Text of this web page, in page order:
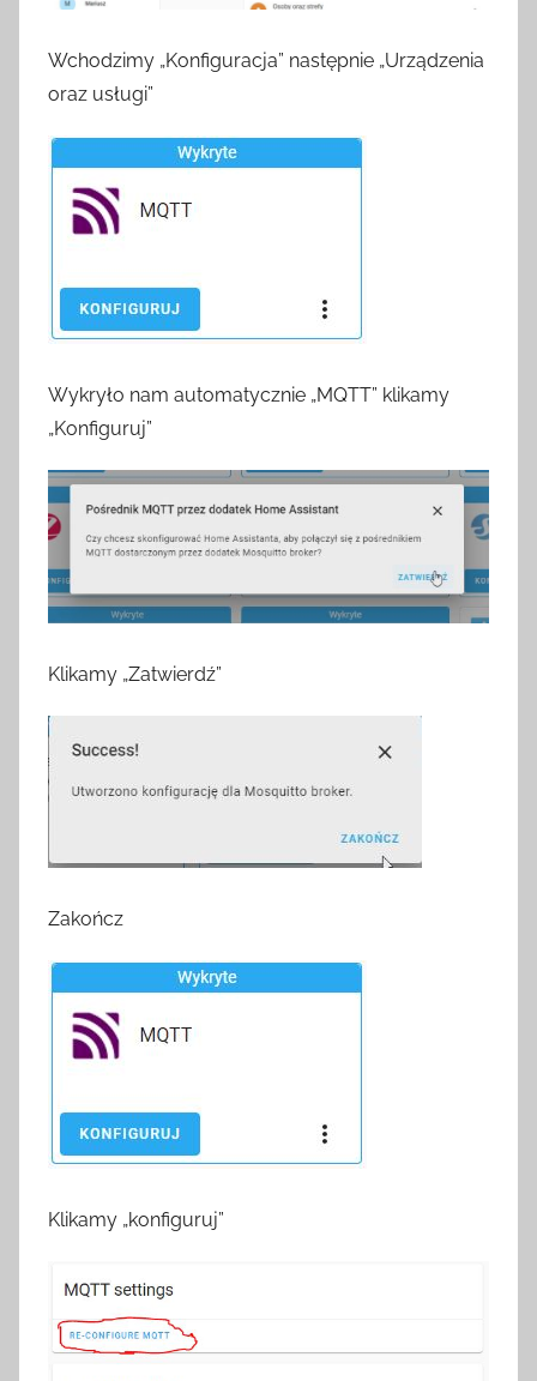
Wchodzimy „Konfiguracja” następnie „Urządzenia
oraz usługi”
Wykryło nam automatycznie „MQTT” klikamy
„Konfiguruj”
Klikamy „Zatwierdź”
Zakończ
Klikamy „konfiguruj”